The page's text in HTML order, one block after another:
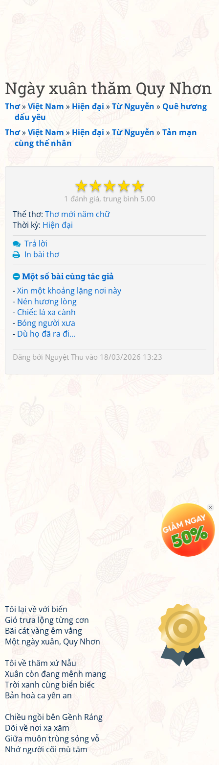
Ngày xuân thăm Quy Nhơn
Thơ»Việt Nam » Hiện đại »Từ Nguyễn » Quê hương
dấu yêu
Thơ»Việt Nam » Hiện đại »Từ Nguyễn »Tản mạn
cùng thế nhân
☆
☆
☆
☆
☆
1 5.00
Thể thơ: Thơ mới năm chữ
Thời kỳ: Hiện đại
Trả lời
In bài thơ
Một số bài cùng tác giả
-Xin một khoảng lặng nơi này
- Nén hương lòng
- Chiếc lá xa cành
- Bóng người xưa
- Dù họ đã ra đi...
Đăng bởi Nguyệt Thu vào 18/03/2026 13:23
Tôi lại về với biển
Gió trưa lộng từng cơn
Bãi cát vàng êm vắng
Một ngày xuân, Quy Nhơn
Tôi về thăm xứ Nẫu
Xuân còn đang mênh mang
Trời xanh cùng biển biếc
Bản hoà ca yên an
Chiều ngồi bên Gềnh Ráng
Dõi về nơi xa xăm
Giữa muôn trùng sóng vỗ
Nhớ người cõi mù tăm